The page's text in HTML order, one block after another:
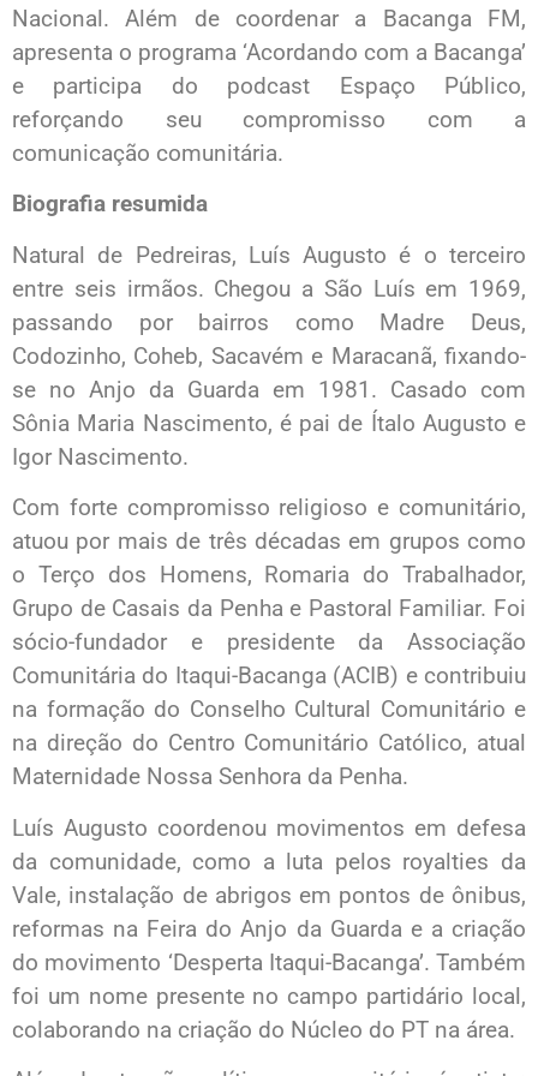
Nacional. Além de coordenar a Bacanga FM,
apresenta o programa ‘Acordando com a Bacanga’
e participa do podcast Espaço Público,
reforçando seu compromisso com a
comunicação comunitária.
Biografia resumida
Natural de Pedreiras, Luís Augusto é o terceiro
entre seis irmãos. Chegou a São Luís em 1969,
passando por bairros como Madre Deus,
Codozinho, Coheb, Sacavém e Maracanã, fixando-
se no Anjo da Guarda em 1981. Casado com
Sônia Maria Nascimento, é pai de Ítalo Augusto e
Igor Nascimento.
Com forte compromisso religioso e comunitário,
atuou por mais de três décadas em grupos como
o Terço dos Homens, Romaria do Trabalhador,
Grupo de Casais da Penha e Pastoral Familiar. Foi
sócio-fundador e presidente da Associação
Comunitária do Itaqui-Bacanga (ACIB) e contribuiu
na formação do Conselho Cultural Comunitário e
na direção do Centro Comunitário Católico, atual
Maternidade Nossa Senhora da Penha.
Luís Augusto coordenou movimentos em defesa
da comunidade, como a luta pelos royalties da
Vale, instalação de abrigos em pontos de ônibus,
reformas na Feira do Anjo da Guarda e a criação
do movimento ‘Desperta Itaqui-Bacanga’. Também
foi um nome presente no campo partidário local,
colaborando na criação do Núcleo do PT na área.